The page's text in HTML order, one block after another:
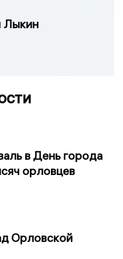
Лыкин
в День города
орловцев
Орловской